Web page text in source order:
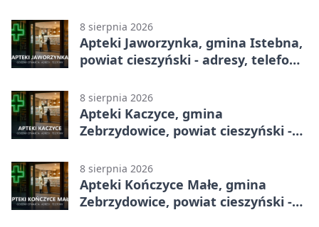
8 sierpnia 2026
Apteki Jaworzynka, gmina Istebna,
powiat cieszyński - adresy, telefony,
8 sierpnia 2026
Apteki Kaczyce, gmina
Zebrzydowice, powiat cieszyński -
8 sierpnia 2026
Apteki Kończyce Małe, gmina
Zebrzydowice, powiat cieszyński -